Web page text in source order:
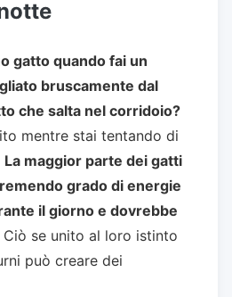
gatto quando fai un
bruscamente dal
che salta nel corridoio?
mentre stai tentando di
La maggior parte dei gatti
grado di energie
il giorno e dovrebbe
Ciò se unito al loro istinto
può creare dei